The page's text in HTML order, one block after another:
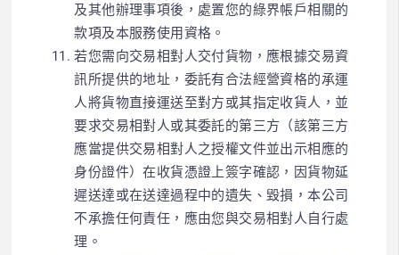
及其他辦理事項後，處置您的綠界帳戶相關的
款項及本服務使用資格。
若您需向交易相對人交付貨物，應根據交易資
訊所提供的地址，委託有合法經營資格的承運
人將貨物直接運送至對方或其指定收貨人，並
要求交易相對人或其委託的第三方（該第三方
應當提供交易相對人之授權文件並出示相應的
身份證件）在收貨憑證上簽字確認，因貨物延
遲送達或在送達過程中的遺失、毀損，本公司
不承擔任何責任，應由您與交易相對人自行處
理。